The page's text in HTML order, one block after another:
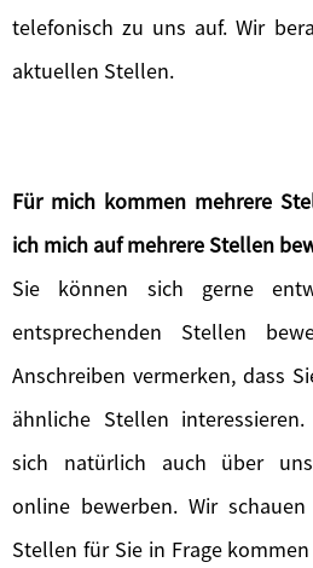
telefonisch zu uns auf. Wir
aktuellen Stellen.
Für mich kommen mehrere
ich mich auf mehrere Stellen
Sie können sich gerne
entsprechenden Stellen
Anschreiben vermerken, dass
ähnliche Stellen
sich natürlich auch über
online bewerben. Wir
Stellen für Sie in Frage